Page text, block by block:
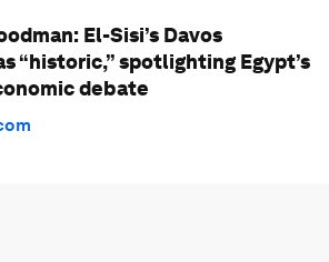
El-Sisi’s Davos
“historic,” spotlighting Egypt’s
debate